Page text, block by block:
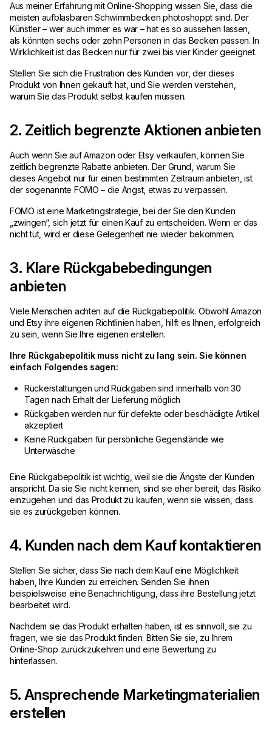
Aus meiner Erfahrung mit Online-Shopping wissen Sie, dass die
meisten aufblasbaren Schwimmbecken photoshoppt sind. Der
Künstler – wer auch immer es war – hat es so aussehen lassen,
als könnten sechs oder zehn Personen in das Becken passen. In
Wirklichkeit ist das Becken nur für zwei bis vier Kinder geeignet.
Stellen Sie sich die Frustration des Kunden vor, der dieses
Produkt von Ihnen gekauft hat, und Sie werden verstehen,
warum Sie das Produkt selbst kaufen müssen.
2. Zeitlich begrenzte Aktionen anbieten
Auch wenn Sie auf Amazon oder Etsy verkaufen, können Sie
zeitlich begrenzte Rabatte anbieten. Der Grund, warum Sie
dieses Angebot nur für einen bestimmten Zeitraum anbieten, ist
der sogenannte FOMO – die Angst, etwas zu verpassen.
FOMO ist eine Marketingstrategie, bei der Sie den Kunden
„zwingen“, sich jetzt für einen Kauf zu entscheiden. Wenn er das
nicht tut, wird er diese Gelegenheit nie wieder bekommen.
3. Klare Rückgabebedingungen
anbieten
Viele Menschen achten auf die Rückgabepolitik. Obwohl Amazon
und Etsy ihre eigenen Richtlinien haben, hilft es Ihnen, erfolgreich
zu sein, wenn Sie Ihre eigenen erstellen.
Ihre Rückgabepolitik muss nicht zu lang sein. Sie können
einfach Folgendes sagen:
Rückerstattungen und Rückgaben sind innerhalb von 30
Tagen nach Erhalt der Lieferung möglich
Rückgaben werden nur für defekte oder beschädigte Artikel
akzeptiert
Keine Rückgaben für persönliche Gegenstände wie
Unterwäsche
Eine Rückgabepolitik ist wichtig, weil sie die Ängste der Kunden
anspricht. Da sie Sie nicht kennen, sind sie eher bereit, das Risiko
einzugehen und das Produkt zu kaufen, wenn sie wissen, dass
sie es zurückgeben können.
4. Kunden nach dem Kauf kontaktieren
Stellen Sie sicher, dass Sie nach dem Kauf eine Möglichkeit
haben, Ihre Kunden zu erreichen. Senden Sie ihnen
beispielsweise eine Benachrichtigung, dass ihre Bestellung jetzt
bearbeitet wird.
Nachdem sie das Produkt erhalten haben, ist es sinnvoll, sie zu
fragen, wie sie das Produkt finden. Bitten Sie sie, zu Ihrem
Online-Shop zurückzukehren und eine Bewertung zu
hinterlassen.
5. Ansprechende Marketingmaterialien
erstellen